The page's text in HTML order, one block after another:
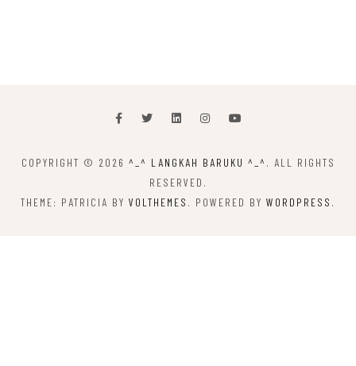
COPYRIGHT © 2026 ^_^ LANGKAH BARUKU ^_^ . ALL RIGHTS
RESERVED.
THEME: PATRICIA BY VOLTHEMES . POWERED BY WORDPRESS .